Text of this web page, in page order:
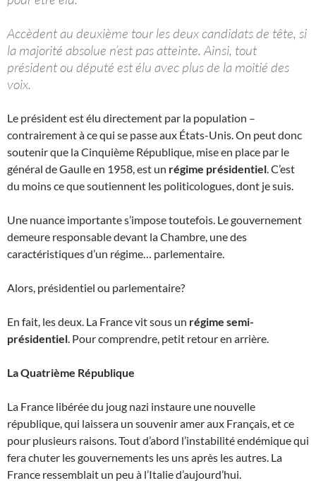
Accèdent au deuxième tour les deux candidats de tête, si
la majorité absolue n’est pas atteinte. Ainsi, tout
président ou député est élu avec plus de la moitié des
voix.
Le président est élu directement par la population –
contrairement à ce qui se passe aux États-Unis. On peut donc
soutenir que la Cinquième République, mise en place par le
général de Gaulle en 1958, est un régime présidentiel. C’est
du moins ce que soutiennent les politicologues, dont je suis.
Une nuance importante s’impose toutefois. Le gouvernement
demeure responsable devant la Chambre, une des
caractéristiques d’un régime… parlementaire.
Alors, présidentiel ou parlementaire?
En fait, les deux. La France vit sous un régime semi-
présidentiel. Pour comprendre, petit retour en arrière.
La Quatrième République
La France libérée du joug nazi instaure une nouvelle
république, qui laissera un souvenir amer aux Français, et ce
pour plusieurs raisons. Tout d’abord l’instabilité endémique qui
fera chuter les gouvernements les uns après les autres. La
France ressemblait un peu à l’Italie d’aujourd’hui.